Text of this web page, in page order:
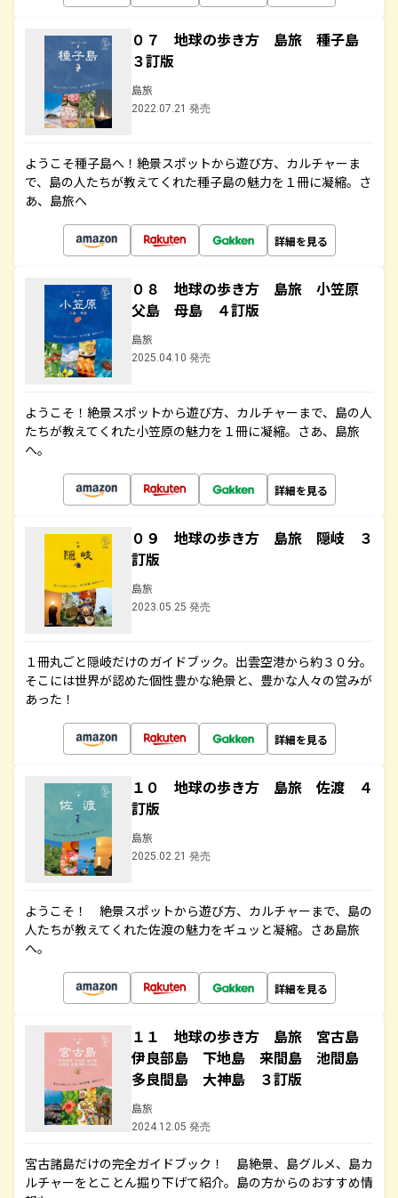
０７ 地球の歩き方 島旅 種子島
３訂版
島旅
2022.07.21 発売
ようこそ種子島へ！絶景スポットから遊び方、カルチャーま
で、島の人たちが教えてくれた種子島の魅力を１冊に凝縮。さ
あ、島旅へ
詳細を見る
０８ 地球の歩き方 島旅 小笠原
父島 母島 ４訂版
島旅
2025.04.10 発売
ようこそ！絶景スポットから遊び方、カルチャーまで、島の人
たちが教えてくれた小笠原の魅力を１冊に凝縮。さあ、島旅
へ。
詳細を見る
０９ 地球の歩き方 島旅 隠岐 ３
訂版
島旅
2023.05.25 発売
１冊丸ごと隠岐だけのガイドブック。出雲空港から約３０分。
そこには世界が認めた個性豊かな絶景と、豊かな人々の営みが
あった！
詳細を見る
１０ 地球の歩き方 島旅 佐渡 ４
訂版
島旅
2025.02.21 発売
ようこそ！ 絶景スポットから遊び方、カルチャーまで、島の
人たちが教えてくれた佐渡の魅力をギュッと凝縮。さあ島旅
へ。
詳細を見る
１１ 地球の歩き方 島旅 宮古島
伊良部島 下地島 来間島 池間島
多良間島 大神島 ３訂版
島旅
2024.12.05 発売
宮古諸島だけの完全ガイドブック！ 島絶景、島グルメ、島カ
ルチャーをとことん掘り下げて紹介。島の方からのおすすめ情